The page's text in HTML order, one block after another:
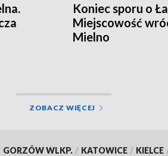
Koniec sporu o
Miejscowość
Mielno
ZOBACZ WIĘCEJ
GORZÓW WLKP. / KATOWICE / KIELCE